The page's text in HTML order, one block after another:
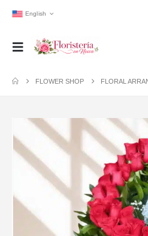
English
FLOWER SHOP FLORAL